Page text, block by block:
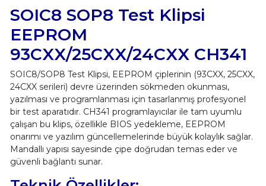
SOIC8 SOP8 Test Klipsi
EEPROM
93CXX/25CXX/24CXX CH341
SOIC8/SOP8 Test Klipsi, EEPROM çiplerinin (93CXX, 25CXX,
24CXX serileri) devre üzerinden sökmeden okunması,
yazılması ve programlanması için tasarlanmış profesyonel
bir test aparatıdır. CH341 programlayıcılar ile tam uyumlu
çalışan bu klips, özellikle BIOS yedekleme, EEPROM
onarımı ve yazılım güncellemelerinde büyük kolaylık sağlar.
Mandallı yapısı sayesinde çipe doğrudan temas eder ve
güvenli bağlantı sunar.